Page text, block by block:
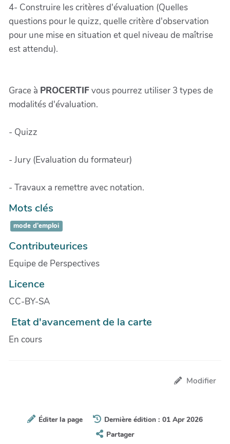
4- Construire les critères d'évaluation (Quelles
questions pour le quizz, quelle critère d'observation
pour une mise en situation et quel niveau de maîtrise
est attendu).
Grace à PROCERTIFvous pourrez utiliser 3 types de
modalités d'évaluation.
- Quizz
- Jury (Evaluation du formateur)
- Travaux a remettre avec notation.
Mots clés
mode d’emploi
Contributeurices
Equipe de Perspectives
Licence
CC-BY-SA
Etat d'avancement de la carte
En cours
Modifier
Éditer la page
Dernière édition : 01 Apr 2026
Partager